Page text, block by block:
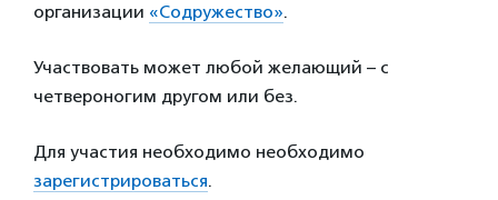
организации «Содружество».
Участвовать может любой желающий – с
четвероногим другом или без.
Для участия необходимо необходимо
зарегистрироваться.